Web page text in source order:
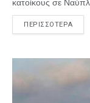
κατοίκους σε
ΠΕΡΙΣΣΟΤΕΡΑ